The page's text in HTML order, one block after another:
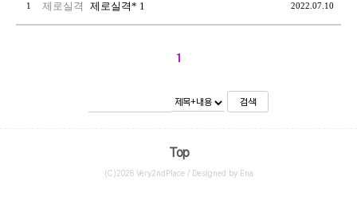
1 제로실격 제로실격* 1 2022.07.10
1
검색
Top
(C)2026 Very2ndPlace / Designed by Ena